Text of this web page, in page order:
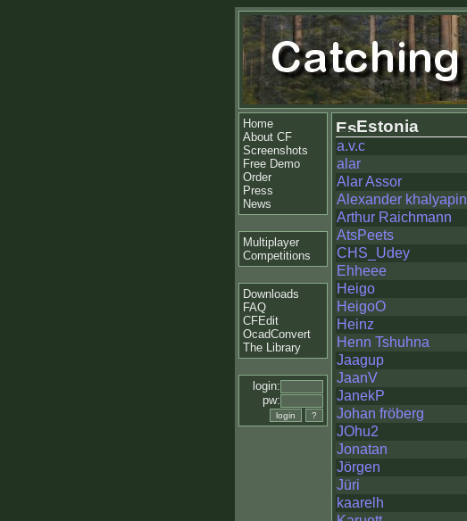
Home
About CF
Screenshots
Free Demo
Order
Press
News
Multiplayer
Competitions
Downloads
FAQ
CFEdit
OcadConvert
The Library
login:
pw:
Estonia
a.v.c
alar
Alar Assor
Alexander khalyapin
Arthur Raichmann
AtsPeets
CHS_Udey
Ehheee
Heigo
HeigoO
Heinz
Henn Tshuhna
Jaagup
JaanV
JanekP
Johan fröberg
JOhu2
Jonatan
Jörgen
Jüri
kaarelh